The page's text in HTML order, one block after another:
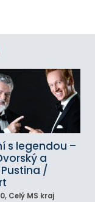
s legendou –
a
/
, Celý MS kraj